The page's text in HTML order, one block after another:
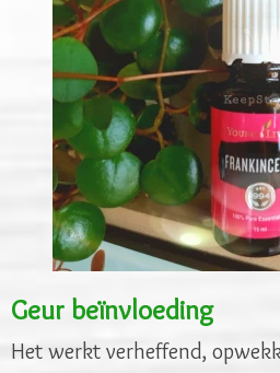
Geur beïnvloeding
Het werkt verheffend,